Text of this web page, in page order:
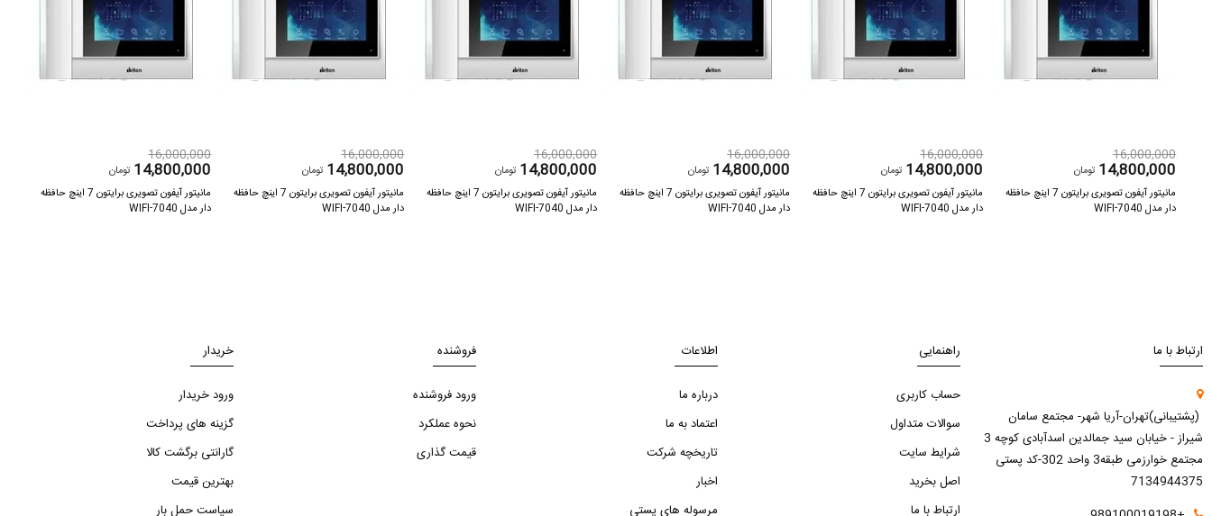
16,000,000
14,800,000 تومان
مانیتور آیفون تصویری برایتون 7 اینچ حافظه
دار مدل 7040-WIFI
16,000,000
14,800,000 تومان
مانیتور آیفون تصویری برایتون 7 اینچ حافظه
دار مدل 7040-WIFI
16,000,000
14,800,000 تومان
مانیتور آیفون تصویری برایتون 7 اینچ حافظه
دار مدل 7040-WIFI
16,000,000
14,800,000 تومان
مانیتور آیفون تصویری برایتون 7 اینچ حافظه
دار مدل 7040-WIFI
16,000,000
14,800,000 تومان
مانیتور آیفون تصویری برایتون 7 اینچ حافظه
دار مدل 7040-WIFI
16,000,000
14,800,000 تومان
مانیتور آیفون تصویری برایتون 7 اینچ حافظه
دار مدل 7040-WIFI
ارتباط با ما
(پشتیبانی)تهران-آریا شهر- مجتمع سامان
شیراز - خیابان سید جمالدین اسدآبادی کوچه 3
مجتمع خوارزمی طبقه3 واحد 302-کد پستی
7134944375
راهنمایی
حساب کاربری
سوالات متداول
شرایط سایت
اصل بخرید
ارتباط با ما
اطلاعات
درباره ما
اعتماد به ما
تاریخچه شرکت
اخبار
مرسوله های پستی
فروشنده
ورود فروشنده
نحوه عملکرد
قیمت گذاری
خریدار
ورود خریدار
گزینه های پرداخت
گارانتی برگشت کالا
بهترین قیمت
سیاست حمل بار